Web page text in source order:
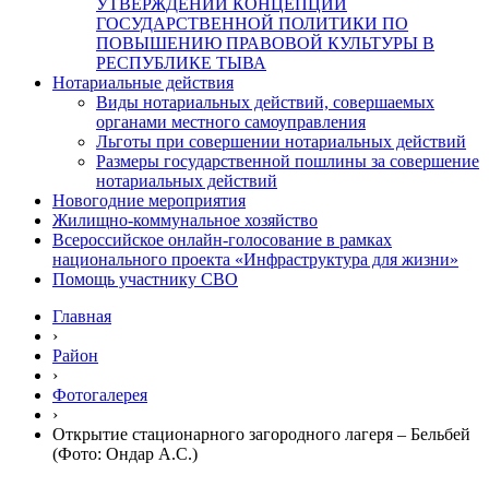
УТВЕРЖДЕНИИ КОНЦЕПЦИИ
ГОСУДАРСТВЕННОЙ ПОЛИТИКИ ПО
ПОВЫШЕНИЮ ПРАВОВОЙ КУЛЬТУРЫ В
РЕСПУБЛИКЕ ТЫВА
Нотариальные действия
Виды нотариальных действий, совершаемых
органами местного самоуправления
Льготы при совершении нотариальных действий
Размеры государственной пошлины за совершение
нотариальных действий
Новогодние мероприятия
Жилищно-коммунальное хозяйство
Всероссийское онлайн-голосование в рамках
национального проекта «Инфраструктура для жизни»
Помощь участнику СВО
Главная
›
Район
›
Фотогалерея
›
Открытие стационарного загородного лагеря – Бельбей
(Фото: Ондар А.С.)